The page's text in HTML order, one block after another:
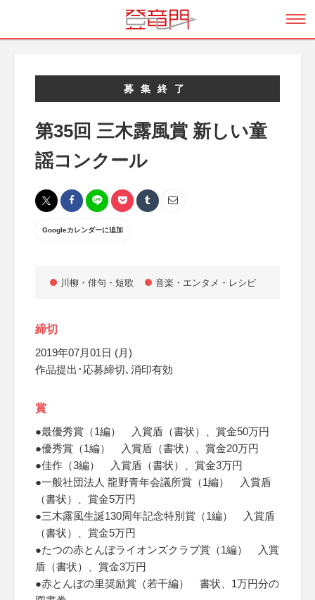
募集終了
第35回 三木露風賞 新しい童
謡コンクール
Googleカレンダーに追加
川柳・俳句・短歌 音楽・エンタメ・レシピ
締切
2019年07月01日 (月)
作品提出･応募締切､消印有効
賞
●最優秀賞（1編） 入賞盾（書状）、賞金50万円
●優秀賞（1編） 入賞盾（書状）、賞金20万円
●佳作（3編） 入賞盾（書状）、賞金3万円
●一般社団法人 龍野青年会議所賞（1編） 入賞盾
（書状）、賞金5万円
●三木露風生誕130周年記念特別賞（1編） 入賞盾
（書状）、賞金5万円
●たつの赤とんぼライオンズクラブ賞（1編） 入賞
盾（書状）、賞金3万円
●赤とんぼの里奨励賞（若干編） 書状、1万円分の